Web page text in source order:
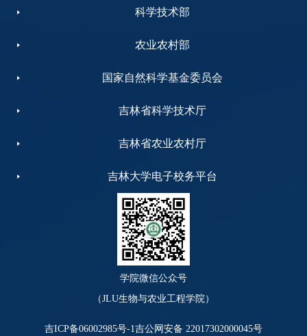
科学技术部
农业农村部
国家自然科学基金委员会
吉林省科学技术厅
吉林省农业农村厅
吉林大学电子校务平台
学院微信公众号
（JLU生物与农业工程学院）
吉ICP备06002985号-1吉公网安备 22017302000045号